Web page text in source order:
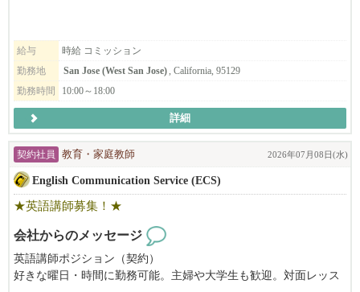
☆ビザの観点から採用が難しい方への通達はしておりません。
※飲食店での転職先をお探しの方（日本・米国から）
※現状に満足を得られいない方
※休みが週休2日取れてない方
★日本での飲食経験が4年以上の方（日本でのアルバイト含む）
※米国在住者の方（在米就労資格をお持ちの方）
※ラーメン、しゃぶしゃぶ、うどん、焼き鳥の業態経験のある方
※ビザ代を負担して欲しい方
※90万円以上の月給を希望の方
※これからの大成長を共に進めたい方
※アメリカで1番の飲食店を作りたい方
※アメリカに日本の食文化を広めたい方
※生きた英語を学びたい方
当サロンでは、日常にフィットするナチュラルスタイルから、
応しており、
美容師として様々な技術・スタイルを経験できる環境です。
ローカルのお客様を中心に、新規・リピーターともに安定して来
店があり、
丁寧なカウンセリングと高いサービス品質を大切にしているた
め、
サロンです。
「Japanese Head Spa」は特に人気が高く、
他サロンと差別化できる技術として学ぶことができます。
給与
時給 コミッション
勤務地
San Jose (West San Jose), California, 95129
勤務時間
10:00～18:00
詳細
契約社員 教育・家庭教師 2026年07月08日(水)
English Communication Service (ECS)
★英語講師募集！★
会社からのメッセージ
英語講師ポジション（契約）
好きな曜日・時間に勤務可能。主婦や大学生も歓迎。対面レッス